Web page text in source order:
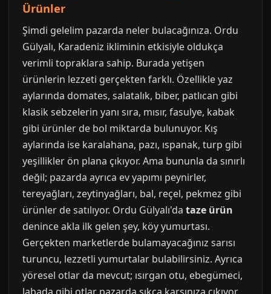
Ürünler
Şimdi gelelim pazarda neler bulacağınıza. Ordu
Gülyalı, Karadeniz ikliminin etkisiyle oldukça
verimli topraklara sahip. Burada yetişen
ürünlerin lezzeti gerçekten farklı. Özellikle yaz
aylarında domates, salatalık, biber, patlıcan gibi
klasik sebzelerin yanı sıra, mısır, fasulye, kabak
gibi ürünler de bol miktarda bulunuyor. Kış
aylarında ise karalahana, pazı, ıspanak, turp gibi
yeşillikler ön plana çıkıyor. Ama bununla da sınırlı
değil; pazarda ayrıca ev yapımı peynirler,
tereyağları, zeytinyağları, bal, reçel, pekmez gibi
ürünler de satılıyor. Ordu Gülyalı'da taze ürün
denince akla ilk gelen şey, köy yumurtası.
Gerçekten marketlerde bulamayacağınız sarısı
turuncu, lezzetli yumurtalar bulabilirsiniz. Ayrıca
yöresel otlar da mevcut; ısırgan otu, ebegümeci,